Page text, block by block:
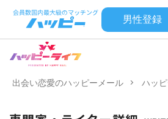
男性登録
出会い恋愛のハッピーメール ハッ